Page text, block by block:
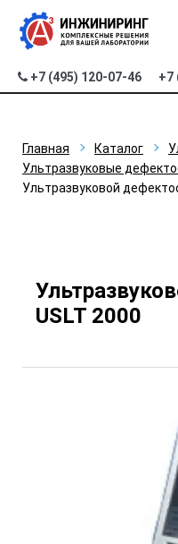
+7 (495) 120-07-46 +7
Главная Каталог
Ультразвуковые
Ультразвуковой
USLT 2000